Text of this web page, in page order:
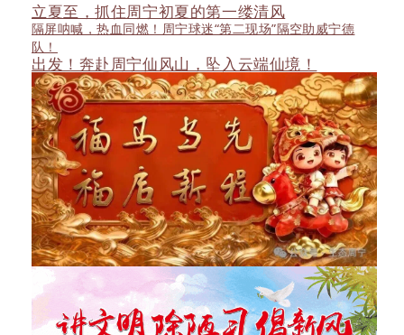
立夏至，抓住周宁初夏的第一缕清风
隔屏呐喊，热血同燃！周宁球迷“第二现场”隔空助威宁德
队！
出发！奔赴周宁仙风山，坠入云端仙境！